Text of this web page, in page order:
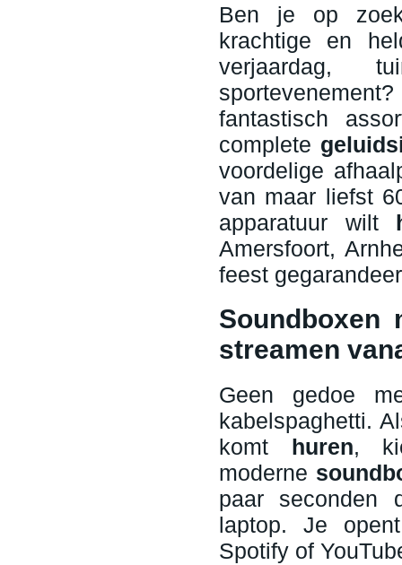
Ben je op
krachtige en
verjaardag,
fantastisch
complete
voordelige
van maar liefst
apparatuur wilt
Amersfoort,
feest
Soundboxen
streamen
Geen gedoe
kabelspaghetti.
komt huren,
moderne
paar seconden
laptop. Je
Spotify of